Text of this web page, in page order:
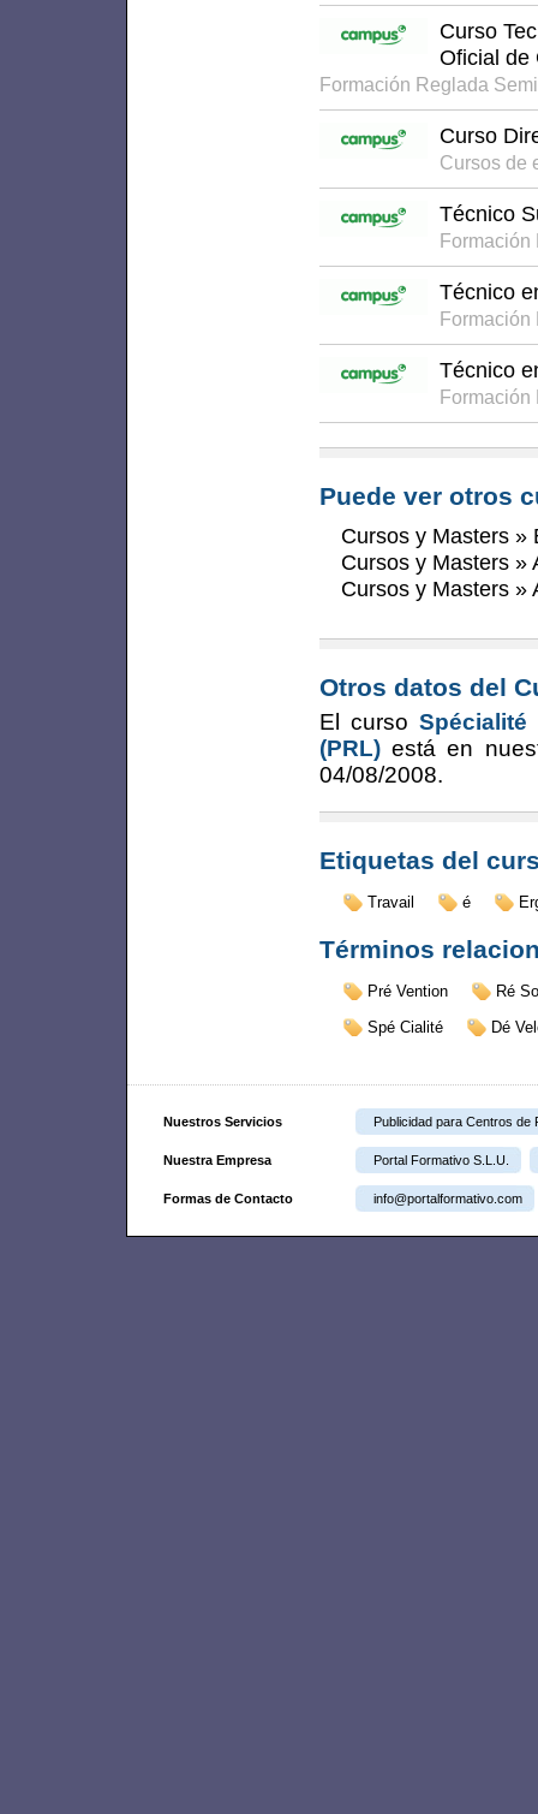
Curso
Oficial de
Formación Reglada
Curso
Cursos de
Técnico
Técnico
Técnico
Puede ver otros
Cursos y Masters »
Cursos y Masters »
Cursos y Masters »
Otros datos del
El curso
(PRL) está en
04/08/2008.
Etiquetas del
Travail é
Términos
Pré Vention
Ré
Spé Cialité
Dé
Nuestros Servicios Publicidad para Centros de
Nuestra Empresa Portal Formativo S.L.U.
Formas de Contacto info@portalformativo.com